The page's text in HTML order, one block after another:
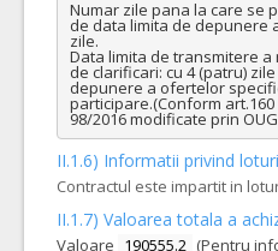
Numar zile pana la care se
de data limita de
zile.
Data limita de transmitere
de clarificari: cu 4 (patru)
depunere a ofertelor
participare.(Conform
98/2016 modificate prin
II.1.6) Informatii privind
Contractul este impartit in
II.1.7) Valoarea totala a
Valoare 190555.2 (Pentru